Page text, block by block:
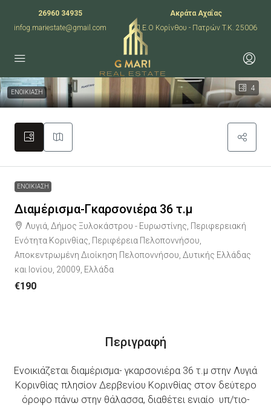
26960 34935
infog.mariestate@gmail.com
Ακράτα Αχαΐας
Π.Ε.Ο Κορίνθου - Πατρών T.K. 25006
4
ΕΝΟΙΚΙΑΣΗ
ΕΝΟΙΚΙΑΣΗ
Διαμέρισμα-Γκαρσονιέρα 36 τ.μ
Λυγιά, Δήμος Ξυλοκάστρου - Ευρωστίνης, Περιφερειακή
Ενότητα Κορινθίας, Περιφέρεια Πελοποννήσου,
Αποκεντρωμένη Διοίκηση Πελοποννήσου, Δυτικής Ελλάδας
και Ιονίου, 20009, Ελλάδα
€190
Περιγραφή
Ενοικιάζεται διαμέρισμα- γκαρσονιέρα 36 τ.μ στην Λυγιά
Κορινθίας πλησίον Δερβενίου Κορινθίας στον δεύτερο
όροφο πάνω στην θάλασσα, διαθέτει ενιαίο υπ/τιο-